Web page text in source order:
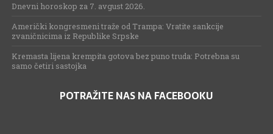
Dnevni horoskop za 7. avgust 2026.
Američki kongresmeni traže od Trampa: Vratite sankcije
zvaničnicima iz Republike Srpske
Kremasta lijena krempita gotova bez puno truda: Potrebna su
samo četiri sastojka
POTRAŽITE NAS NA FACEBOOKU